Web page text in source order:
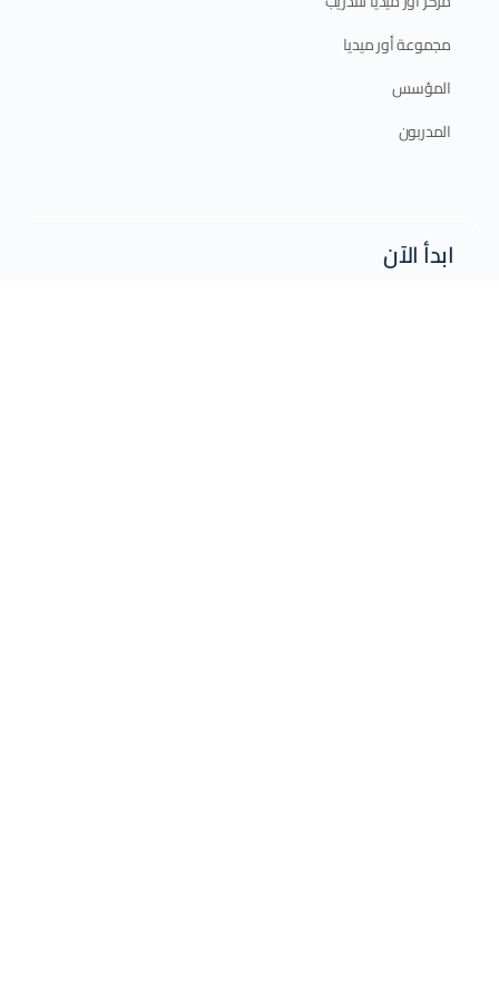
مجموعة أور ميديا
المؤسس
المدربون
ابدأ الآن